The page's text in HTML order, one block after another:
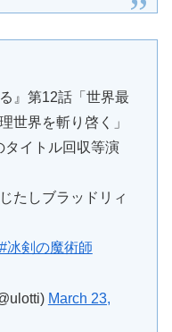
』第12話「世界最
世界を斬り啓く」
タイトル回収等演
たしブラッドリィ
#冰剣の魔術師
March 23,